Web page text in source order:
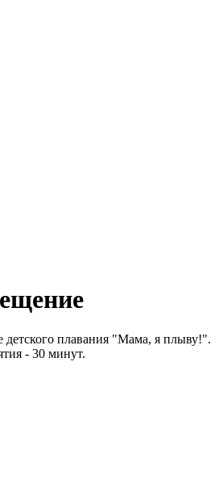
детского плавания "Мама, я плыву!".
- 30 минут.